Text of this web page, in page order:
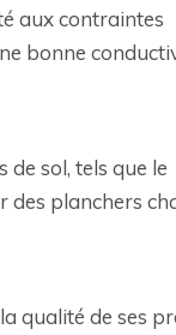
aux contraintes
bonne
sol, tels que le
des planchers
qualité de ses